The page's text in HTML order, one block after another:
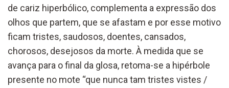
de cariz hiperbólico, complementa a expressão dos
olhos que partem, que se afastam e por esse motivo
ficam tristes, saudosos, doentes, cansados,
chorosos, desejosos da morte. À medida que se
avança para o final da glosa, retoma-se a hipérbole
presente no mote “que nunca tam tristes vistes /